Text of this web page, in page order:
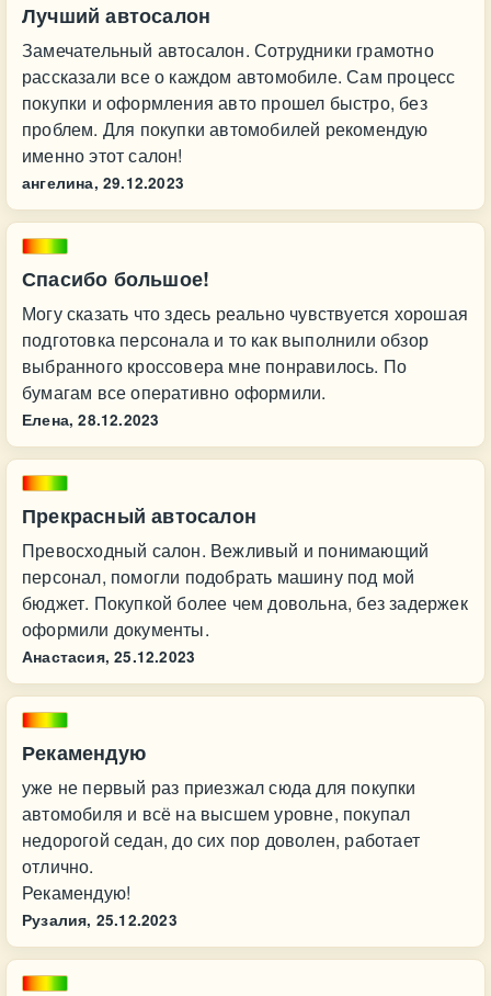
Лучший автосалон
Замечательный автосалон. Сотрудники грамотно
рассказали все о каждом автомобиле. Сам процесс
покупки и оформления авто прошел быстро, без
проблем. Для покупки автомобилей рекомендую
именно этот салон!
ангелина, 29.12.2023
Спасибо большое!
Могу сказать что здесь реально чувствуется хорошая
подготовка персонала и то как выполнили обзор
выбранного кроссовера мне понравилось. По
бумагам все оперативно оформили.
Елена, 28.12.2023
Прекрасный автосалон
Превосходный салон. Вежливый и понимающий
персонал, помогли подобрать машину под мой
бюджет. Покупкой более чем довольна, без задержек
оформили документы.
Анастасия, 25.12.2023
Рекамендую
уже не первый раз приезжал сюда для покупки
автомобиля и всё на высшем уровне, покупал
недорогой седан, до сих пор доволен, работает
отлично.
Рекамендую!
Рузалия, 25.12.2023